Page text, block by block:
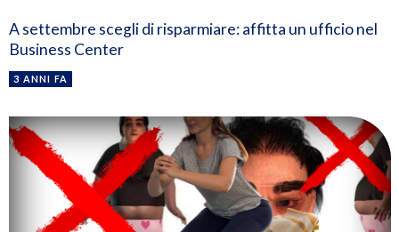
A settembre scegli di risparmiare: affitta un ufficio nel
Business Center
3 ANNI FA